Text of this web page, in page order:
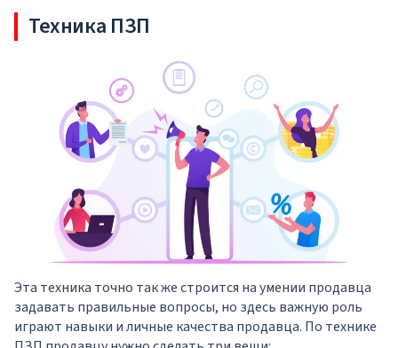
Техника ПЗП
Эта техника точно так же строится на умении продавца
задавать правильные вопросы, но здесь важную роль
играют навыки и личные качества продавца. По технике